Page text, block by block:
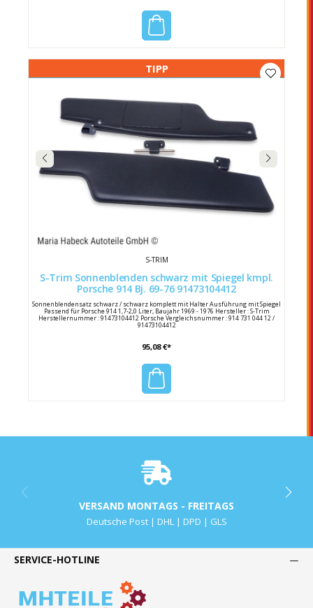
TIPP
S-TRIM
S-Trim Sonnenblenden schwarz mit Spiegel kmpl.
Porsche 914 Bj. 69-76 91473104412
Sonnenblendensatz schwarz / schwarz komplett mit Halter Ausführung mit Spiegel
Passend für Porsche 914 1,7-2,0 Liter, Baujahr 1969 - 1976 Hersteller : S-Trim
Herstellernummer : 91473104412 Porsche Vergleichsnummer : 914 731 044 12 /
91473104412
95,08 €*
VERSAND MONTAGS - FREITAGS
Deutsche Post | DHL | DPD | GLS
SERVICE-HOTLINE